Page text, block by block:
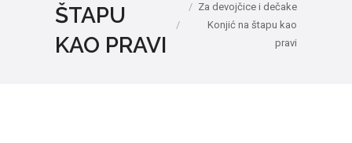
ŠTAPU
KAO PRAVI
Za devojčice i dečake
Konjić na štapu kao
pravi